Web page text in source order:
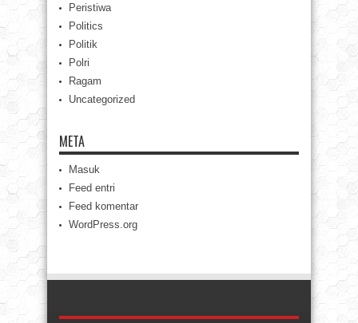
Peristiwa
Politics
Politik
Polri
Ragam
Uncategorized
META
Masuk
Feed entri
Feed komentar
WordPress.org